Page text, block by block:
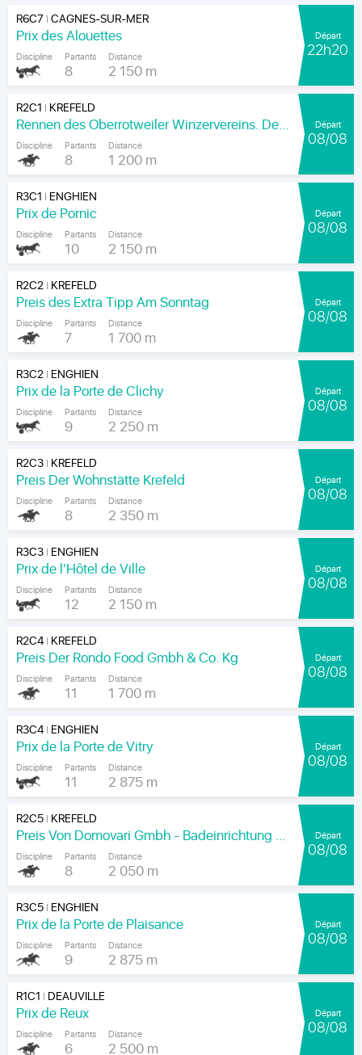
R6C7 |CAGNES-SUR-MER
Prix des Alouettes
Discipline Partants
8
Distance
2 150 m
Départ
22h20
R2C1 | KREFELD
Rennen des Oberrotweiler Winzervereins. Der Klassiker Am Kaiser.
Discipline Partants
8
Distance
1 200 m
Départ
08/08
R3C1 | ENGHIEN
Prix de Pornic
Discipline Partants
10
Distance
2 150 m
Départ
08/08
R2C2| KREFELD
Preis des Extra Tipp Am Sonntag
Discipline Partants
7
Distance
1 700 m
Départ
08/08
R3C2| ENGHIEN
Prix de la Porte de Clichy
Discipline Partants
9
Distance
2 250 m
Départ
08/08
R2C3| KREFELD
Preis Der Wohnstätte Krefeld
Discipline Partants
8
Distance
2 350 m
Départ
08/08
R3C3| ENGHIEN
Prix de l'Hôtel de Ville
Discipline Partants
12
Distance
2 150 m
Départ
08/08
R2C4| KREFELD
Preis Der Rondo Food Gmbh & Co. Kg
Discipline Partants
11
Distance
1 700 m
Départ
08/08
R3C4| ENGHIEN
Prix de la Porte de Vitry
Discipline Partants
11
Distance
2 875 m
Départ
08/08
R2C5| KREFELD
Preis Von Domovari Gmbh - Badeinrichtung Auf Mass
Discipline Partants
8
Distance
2 050 m
Départ
08/08
R3C5| ENGHIEN
Prix de la Porte de Plaisance
Discipline Partants
9
Distance
2 875 m
Départ
08/08
R1C1 | DEAUVILLE
Prix de Reux
Discipline Partants
6
Distance
2 500 m
Départ
08/08